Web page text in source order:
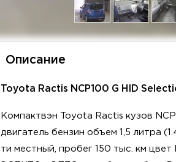
Описание
Toyota Ractis NCP100 G HID
Компактвэн Toyota Ractis кузов
двигатель бензин объем 1,5 литра
ти местный, пробег 150 тыс. км